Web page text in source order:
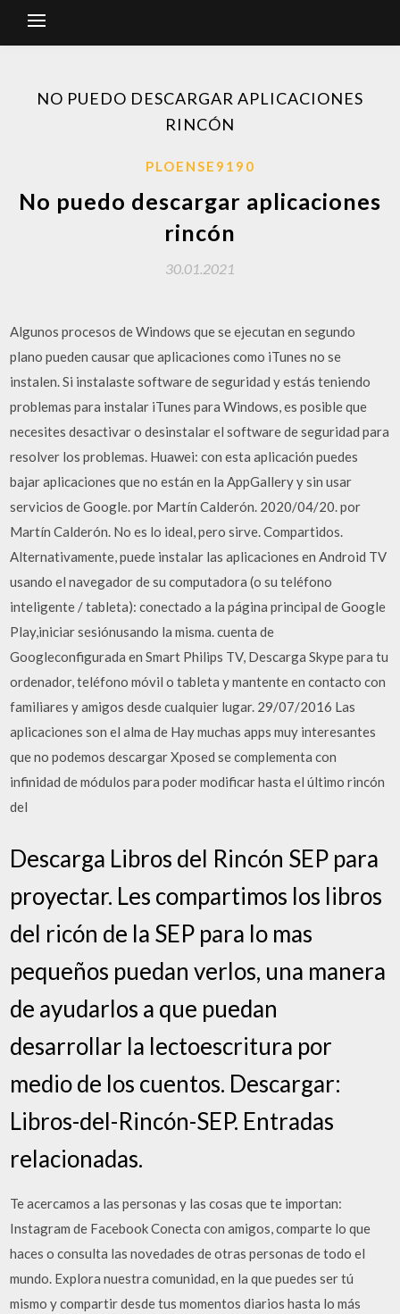
NO PUEDO DESCARGAR APLICACIONES
RINCÓN
PLOENSE9190
No puedo descargar aplicaciones
rincón
30.01.2021
Algunos procesos de Windows que se ejecutan en segundo
plano pueden causar que aplicaciones como iTunes no se
instalen. Si instalaste software de seguridad y estás teniendo
problemas para instalar iTunes para Windows, es posible que
necesites desactivar o desinstalar el software de seguridad para
resolver los problemas. Huawei: con esta aplicación puedes
bajar aplicaciones que no están en la AppGallery y sin usar
servicios de Google. por Martín Calderón. 2020/04/20. por
Martín Calderón. No es lo ideal, pero sirve. Compartidos.
Alternativamente, puede instalar las aplicaciones en Android TV
usando el navegador de su computadora (o su teléfono
inteligente / tableta): conectado a la página principal de Google
Play,iniciar sesiónusando la misma. cuenta de
Googleconfigurada en Smart Philips TV, Descarga Skype para tu
ordenador, teléfono móvil o tableta y mantente en contacto con
familiares y amigos desde cualquier lugar. 29/07/2016 Las
aplicaciones son el alma de Hay muchas apps muy interesantes
que no podemos descargar Xposed se complementa con
infinidad de módulos para poder modificar hasta el último rincón
del
Descarga Libros del Rincón SEP para
proyectar. Les compartimos los libros
del ricón de la SEP para lo mas
pequeños puedan verlos, una manera
de ayudarlos a que puedan
desarrollar la lectoescritura por
medio de los cuentos. Descargar:
Libros-del-Rincón-SEP. Entradas
relacionadas.
Te acercamos a las personas y las cosas que te importan:
Instagram de Facebook Conecta con amigos, comparte lo que
haces o consulta las novedades de otras personas de todo el
mundo. Explora nuestra comunidad, en la que puedes ser tú
mismo y compartir desde tus momentos diarios hasta lo más